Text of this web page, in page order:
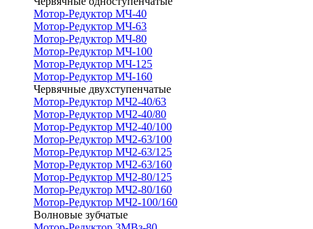
Мотор-Редуктор МЧ-40
Мотор-Редуктор МЧ-63
Мотор-Редуктор МЧ-80
Мотор-Редуктор МЧ-100
Мотор-Редуктор МЧ-125
Мотор-Редуктор МЧ-160
Червячные двухступенчатые
Мотор-Редуктор МЧ2-40/63
Мотор-Редуктор МЧ2-40/80
Мотор-Редуктор МЧ2-40/100
Мотор-Редуктор МЧ2-63/100
Мотор-Редуктор МЧ2-63/125
Мотор-Редуктор МЧ2-63/160
Мотор-Редуктор МЧ2-80/125
Мотор-Редуктор МЧ2-80/160
Мотор-Редуктор МЧ2-100/160
Волновые зубчатые